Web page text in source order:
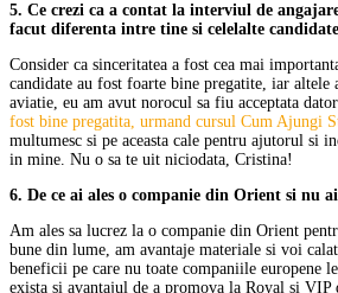
5. Ce crezi ca a contat la interviul de
facut diferenta intre tine si celelalte
Consider ca sinceritatea a fost cea mai
candidate au fost foarte bine pregatite, iar altele
aviatie, eu am avut norocul sa fiu acceptata
fost bine pregatita, urmand cursul Cum Ajungi
multumesc si pe aceasta cale pentru ajutorul si
in mine. Nu o sa te uit niciodata, Cristina!
6. De ce ai ales o companie din Orient si nu
Am ales sa lucrez la o companie din Orient
bune din lume, am avantaje materiale si voi
beneficii pe care nu toate companiile europene
exista si avantajul de a promova la Royal si